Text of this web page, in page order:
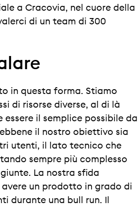
a Cracovia, nel cuore della
di un team di 300
in questa forma. Stiamo
di risorse diverse, al di là
il semplice possibile da
il nostro obiettivo sia
utenti, il lato tecnico che
sempre più complesso
La nostra sfida
un prodotto in grado di
durante una bull run. Il